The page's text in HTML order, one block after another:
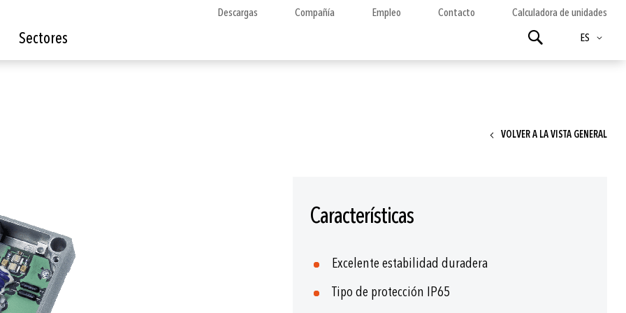
Sectores
Descargas Compañía Empleo Contacto Calculadora de unidades
Idioma
ES
VOLVER A LA VISTA GENERAL
Características
Excelente estabilidad duradera
Tipo de protección IP65